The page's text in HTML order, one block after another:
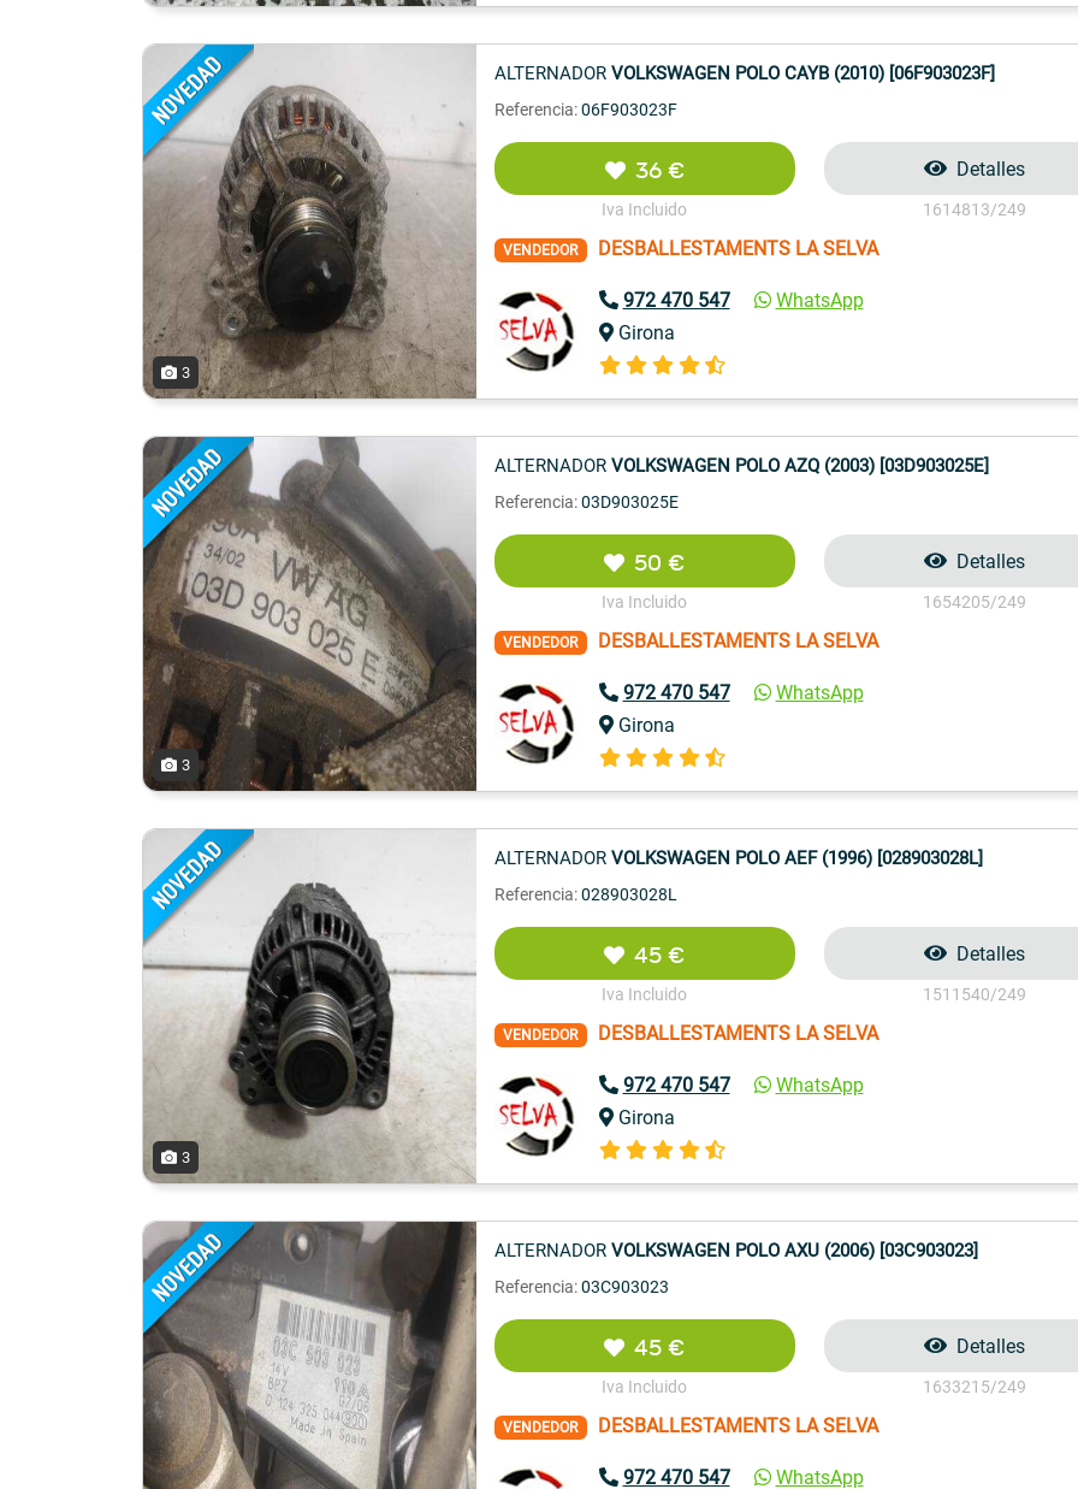
3
ALTERNADOR VOLKSWAGEN POLO CAYB (2010) [06F903023F]
Referencia: 06F903023F
36 €
Iva Incluido
Detalles
1614813/249
VENDEDOR DESBALLESTAMENTS LA SELVA
972 470 547
WhatsApp
Girona
3
ALTERNADOR VOLKSWAGEN POLO AZQ (2003) [03D903025E]
Referencia: 03D903025E
50 €
Iva Incluido
Detalles
1654205/249
VENDEDOR DESBALLESTAMENTS LA SELVA
972 470 547
WhatsApp
Girona
3
ALTERNADOR VOLKSWAGEN POLO AEF (1996) [028903028L]
Referencia: 028903028L
45 €
Iva Incluido
Detalles
1511540/249
VENDEDOR DESBALLESTAMENTS LA SELVA
972 470 547
WhatsApp
Girona
ALTERNADOR VOLKSWAGEN POLO AXU (2006) [03C903023]
Referencia: 03C903023
45 €
Iva Incluido
Detalles
1633215/249
VENDEDOR DESBALLESTAMENTS LA SELVA
972 470 547 WhatsApp